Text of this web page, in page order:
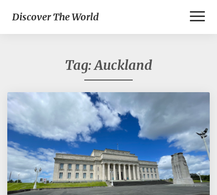
Discover The World
Tag:Auckland